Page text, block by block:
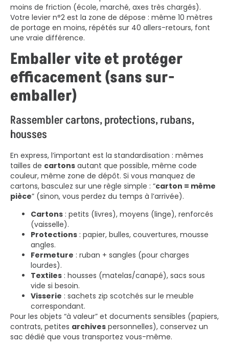
moins de friction (école, marché, axes très chargés).
Votre levier n°2 est la zone de dépose : même 10 mètres
de portage en moins, répétés sur 40 allers-retours, font
une vraie différence.
Emballer vite et protéger
efficacement (sans sur-
emballer)
Rassembler cartons, protections, rubans,
housses
En express, l’important est la standardisation : mêmes
tailles de cartons autant que possible, même code
couleur, même zone de dépôt. Si vous manquez de
cartons, basculez sur une règle simple : “carton = même
pièce” (sinon, vous perdez du temps à l’arrivée).
Cartons : petits (livres), moyens (linge), renforcés
(vaisselle).
Protections : papier, bulles, couvertures, mousse
angles.
Fermeture : ruban + sangles (pour charges
lourdes).
Textiles : housses (matelas/canapé), sacs sous
vide si besoin.
Visserie : sachets zip scotchés sur le meuble
correspondant.
Pour les objets “à valeur” et documents sensibles (papiers,
contrats, petites archives personnelles), conservez un
sac dédié que vous transportez vous-même.